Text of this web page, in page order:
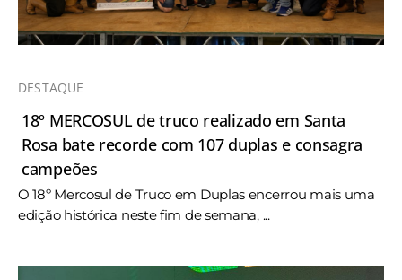
DESTAQUE
18º MERCOSUL de truco realizado em Santa
Rosa bate recorde com 107 duplas e consagra
campeões
O 18º Mercosul de Truco em Duplas encerrou mais uma
edição histórica neste fim de semana, ...